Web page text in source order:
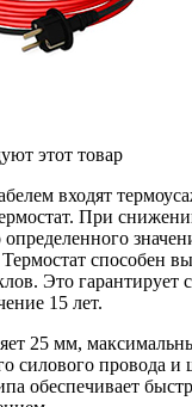
этот товар
входят
При
способен
Это гарантирует
15 лет.
25 мм,
силового провода и
обеспечивает